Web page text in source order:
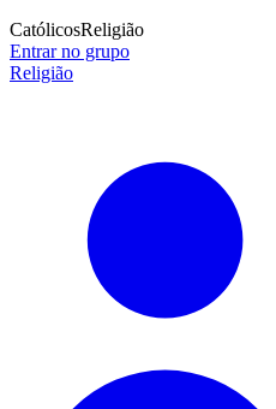
CatólicosReligião
Entrar no grupo
Religião